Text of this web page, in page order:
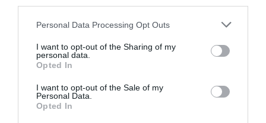
Please note that this website/app uses one or more Google
not limited to your visit or usage behaviour. You may click to
grant or deny consent to Google and its third-party tags to
use your data for below specified purposes in below Google
consent section.
Personal Data Processing Opt Outs
I want to opt-out of the Sharing of my
personal data.
Opted In
I want to opt-out of the Sale of my
Personal Data.
Opted In
ευρώ για 10.000 ανέργους - Οι δικαιούχοι
στο Google News
και μάθετε πρώτοι όλες τις